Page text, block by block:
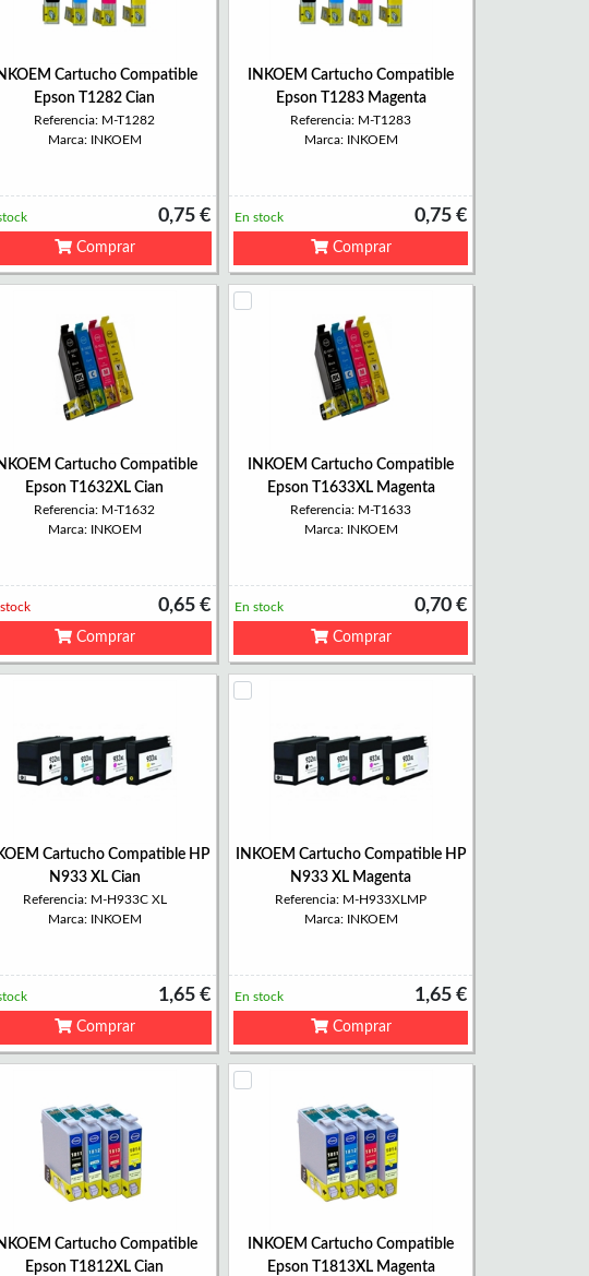
Cartucho Compatible
Epson T1282 Cian
Referencia: M-T1282
Marca: INKOEM
0,75 €
Comprar
INKOEM Cartucho Compatible
Epson T1283 Magenta
Referencia: M-T1283
Marca: INKOEM
0,75 €
En stock
Comprar
Cartucho Compatible
Epson T1632XL Cian
Referencia: M-T1632
Marca: INKOEM
0,65 €
Comprar
INKOEM Cartucho Compatible
Epson T1633XL Magenta
Referencia: M-T1633
Marca: INKOEM
0,70 €
En stock
Comprar
Cartucho Compatible HP
N933 XL Cian
Referencia: M-H933C XL
Marca: INKOEM
1,65 €
Comprar
INKOEM Cartucho Compatible HP
N933 XL Magenta
Referencia: M-H933XLMP
Marca: INKOEM
1,65 €
En stock
Comprar
Cartucho Compatible
Epson T1812XL Cian
INKOEM Cartucho Compatible
Epson T1813XL Magenta